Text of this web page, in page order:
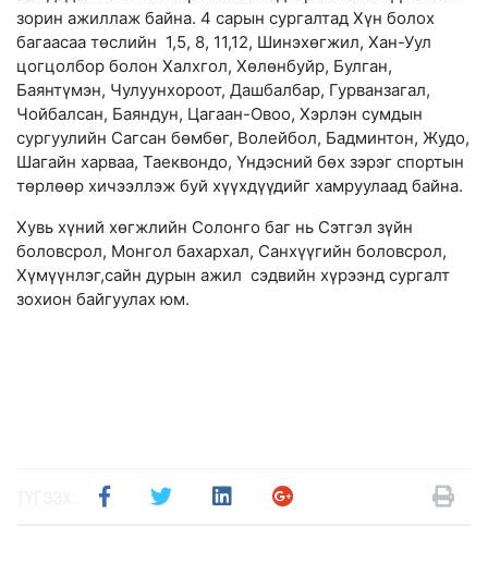
зорин ажиллаж байна. 4 сарын сургалтад Хүн болох
багаасаа төслийн 1,5, 8, 11,12, Шинэхөгжил, Хан-Уул
цогцолбор болон Халхгол, Хөлөнбуйр, Булган,
Баянтүмэн, Чулуунхороот, Дашбалбар, Гурванзагал,
Чойбалсан, Баяндун, Цагаан-Овоо, Хэрлэн сумдын
сургуулийн Сагсан бөмбөг, Волейбол, Бадминтон, Жудо,
Шагайн харваа, Таеквондо, Үндэсний бөх зэрэг спортын
төрлөөр хичээллэж буй хүүхдүүдийг хамруулаад байна.
Хувь хүний хөгжлийн Солонго баг нь Сэтгэл зүйн
боловсрол, Монгол бахархал, Санхүүгийн боловсрол,
Хүмүүнлэг,сайн дурын ажил сэдвийн хүрээнд сургалт
зохион байгуулах юм.